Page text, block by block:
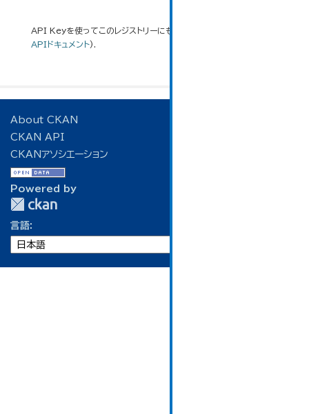
API Keyを使ってこのレジストリーにもアクセス可能です
APIドキュメント).
About CKAN
CKAN API
CKANアソシエーション
Powered by
言語